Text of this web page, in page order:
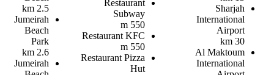
Sharjah
International
Airport
30 km
Al Maktoum
International
Restaurant
Subway
550 m
RestaurantKFC
550 m
RestaurantPizza
Hut
2.5 km
Jumeirah
Beach
Park
2.6 km
Jumeirah